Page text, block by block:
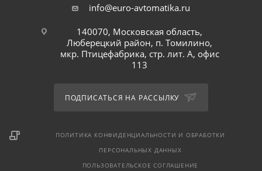
info@euro-avtomatika.ru
140070, Московская область,
Люберецкий район, п. Томилино,
мкр. Птицефабрика, стр. лит. А, офис
113
ПОДПИСАТЬСЯ НА РАССЫЛКУ
ПОЛИТИКА КОНФИДЕНЦИАЛЬНОСТИ И ОБРАБОТКИ
ПЕРСОНАЛЬНЫХ ДАННЫХ
ПОЛЬЗОВАТЕЛЬСКОЕ СОГЛАШЕНИЕ